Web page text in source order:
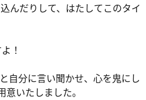
んだりして、はたしてこのタイ
！
自分に言い聞かせ、心を鬼にし
いたしました。